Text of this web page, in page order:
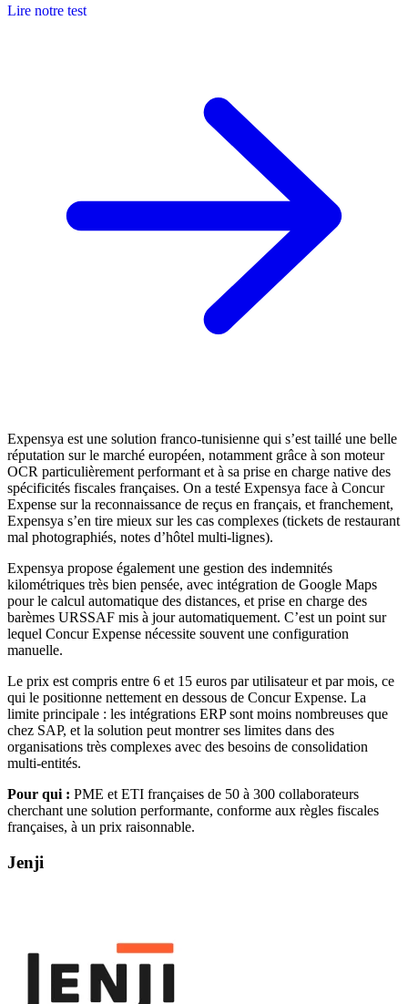
Lire notre test
Expensya est une solution franco-tunisienne qui s’est taillé une belle
réputation sur le marché européen, notamment grâce à son moteur
OCR particulièrement performant et à sa prise en charge native des
spécificités fiscales françaises. On a testé Expensya face à Concur
Expense sur la reconnaissance de reçus en français, et franchement,
Expensya s’en tire mieux sur les cas complexes (tickets de restaurant
mal photographiés, notes d’hôtel multi-lignes).
Expensya propose également une gestion des indemnités
kilométriques très bien pensée, avec intégration de Google Maps
pour le calcul automatique des distances, et prise en charge des
barèmes URSSAF mis à jour automatiquement. C’est un point sur
lequel Concur Expense nécessite souvent une configuration
manuelle.
Le prix est compris entre 6 et 15 euros par utilisateur et par mois, ce
qui le positionne nettement en dessous de Concur Expense. La
limite principale : les intégrations ERP sont moins nombreuses que
chez SAP, et la solution peut montrer ses limites dans des
organisations très complexes avec des besoins de consolidation
multi-entités.
Pour qui : PME et ETI françaises de 50 à 300 collaborateurs
cherchant une solution performante, conforme aux règles fiscales
françaises, à un prix raisonnable.
Jenji